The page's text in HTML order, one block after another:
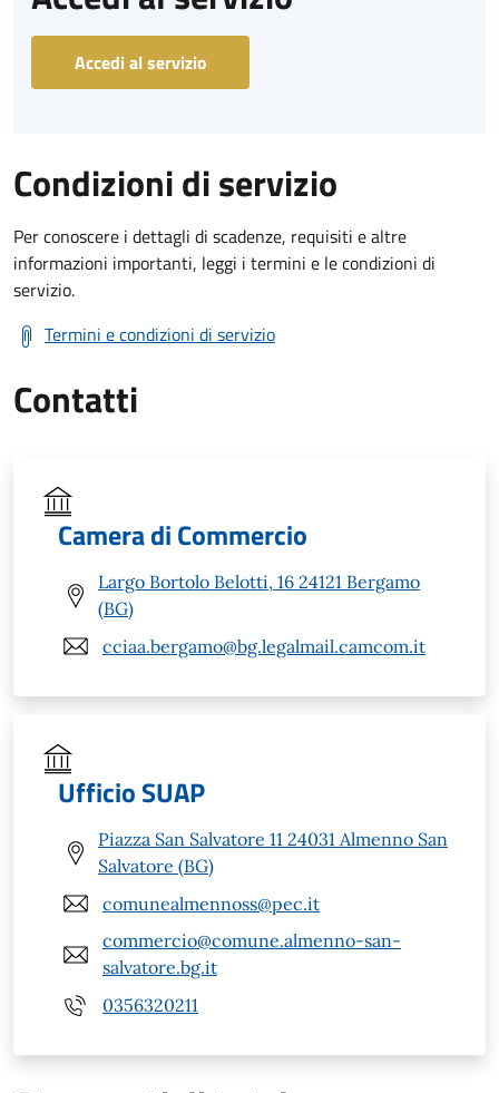
Accedi al servizio
Condizioni di servizio
Per conoscere i dettagli di scadenze, requisiti e altre
informazioni importanti, leggi i termini e le condizioni di
servizio.
Termini e condizioni di servizio
Contatti
Camera di Commercio
Largo Bortolo Belotti, 16 24121 Bergamo
(BG)
cciaa.bergamo@bg.legalmail.camcom.it
Ufficio SUAP
Piazza San Salvatore 11 24031 Almenno San
Salvatore (BG)
comunealmennoss@pec.it
commercio@comune.almenno-san-
salvatore.bg.it
0356320211